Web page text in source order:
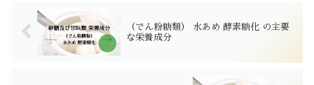
（でん粉糖類） 水あめ 酵素糖化 の主要
な栄養成分